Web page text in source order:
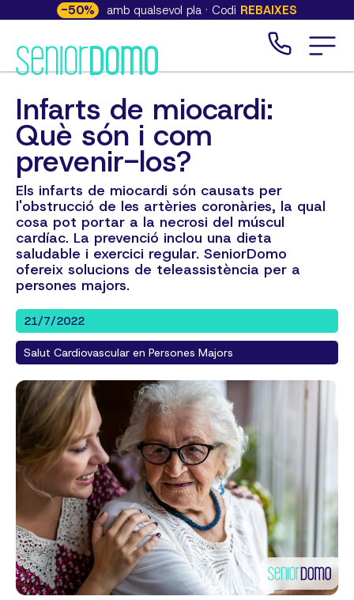
-50% amb qualsevol pla · Codi REBAIXES
Infarts de miocardi:
Què són i com
prevenir-los?
Els infarts de miocardi són causats per
l'obstrucció de les artèries coronàries, la qual
cosa pot portar a la necrosi del múscul
cardíac. La prevenció inclou una dieta
saludable i exercici regular. SeniorDomo
ofereix solucions de teleassistència per a
persones majors.
21/7/2022
Salut Cardiovascular en Persones Majors